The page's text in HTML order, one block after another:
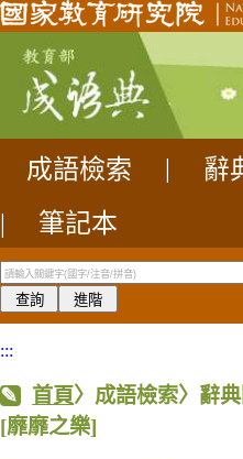
成語檢索 辭
|
筆記本
:::
首頁〉成語檢索〉辭
[靡靡之樂]